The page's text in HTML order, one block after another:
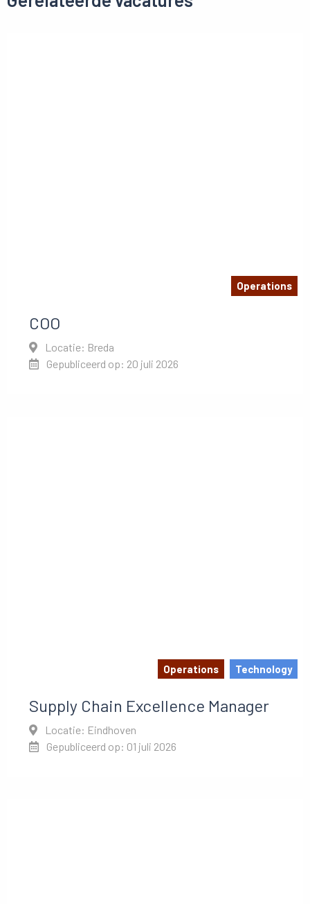
Operations
COO
Locatie: Breda
Gepubliceerd op: 20 juli 2026
Operations Technology
Supply Chain Excellence Manager
Locatie: Eindhoven
Gepubliceerd op: 01 juli 2026